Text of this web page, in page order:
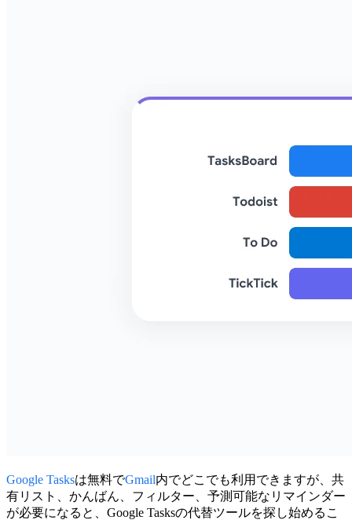
Google Tasksは無料でGmail内でどこでも利用できますが、共
有リスト、かんばん、フィルター、予測可能なリマインダー
が必要になると、 Google Tasksの代替ツールを探し始めるこ